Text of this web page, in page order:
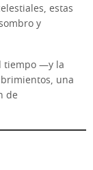
estas
y
tiempo —y la
una
de